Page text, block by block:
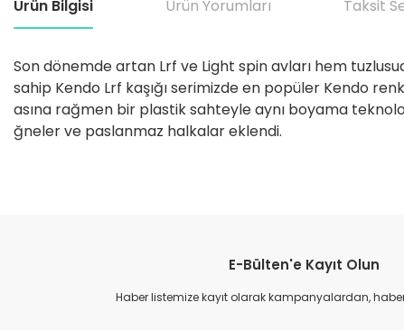
Ürün Bilgisi Ürün Yorumları Taksit
Son dönemde artan Lrf ve Light spin avları hem
sahip Kendo Lrf kaşığı serimizde en popüler Kendo
asına rağmen bir plastik sahteyle aynı boyama
ğneler ve paslanmaz halkalar eklendi.
Ürün resmi kalitesiz, bozuk veya görüntülenemiyor.
Ürün açıklamasında eksik bilgiler bulunuyor.
E-Bülten'e Kayıt Olun
Haber listemize kayıt olarak kampanyalardan,